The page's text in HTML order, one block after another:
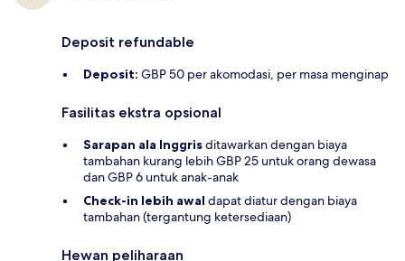
Deposit refundable
Deposit: GBP 50 per akomodasi, per masa menginap
Fasilitas ekstra opsional
Sarapan ala Inggrisditawarkan dengan biaya
tambahan kurang lebih GBP 25 untuk orang dewasa
dan GBP 6 untuk anak-anak
Check-in lebih awal dapat diatur dengan biaya
tambahan (tergantung ketersediaan)
Hewan peliharaan